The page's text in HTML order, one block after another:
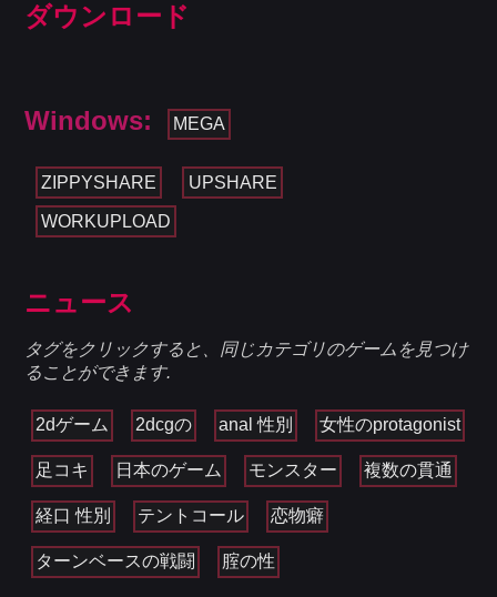
ダウンロード
Windows: MEGA
ZIPPYSHARE UPSHARE
WORKUPLOAD
ニュース
タグをクリックすると、同じカテゴリのゲームを見つけ
ることができます.
2dゲーム 2dcgの anal 性別 女性のprotagonist
足コキ 日本のゲーム モンスター 複数の貫通
経口 性別 テントコール 恋物癖
ターンベースの戦闘 腟の性